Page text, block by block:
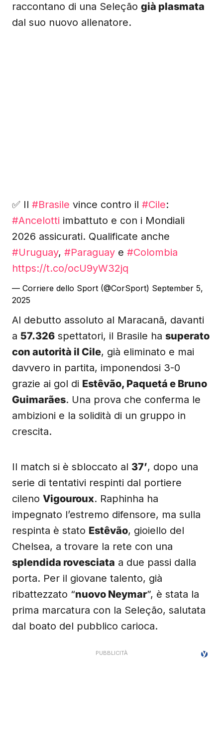
raccontano di una Seleção già plasmata
dal suo nuovo allenatore.
✅️ Il #Brasile vince contro il #Cile:
#Ancelotti imbattuto e con i Mondiali
2026 assicurati. Qualificate anche
#Uruguay, #Paraguay e #Colombia
https://t.co/ocU9yW32jq
— Corriere dello Sport (@CorSport) September 5,
2025
Al debutto assoluto al Maracanã, davanti
a 57.326 spettatori, il Brasile ha superato
con autorità il Cile, già eliminato e mai
davvero in partita, imponendosi 3-0
grazie ai gol di Estêvão, Paquetá e Bruno
Guimarães. Una prova che conferma le
ambizioni e la solidità di un gruppo in
crescita.
Il match si è sbloccato al 37’, dopo una
serie di tentativi respinti dal portiere
cileno Vigouroux. Raphinha ha
impegnato l’estremo difensore, ma sulla
respinta è stato Estêvão, gioiello del
Chelsea, a trovare la rete con una
splendida rovesciata a due passi dalla
porta. Per il giovane talento, già
ribattezzato “nuovo Neymar”, è stata la
prima marcatura con la Seleção, salutata
dal boato del pubblico carioca.